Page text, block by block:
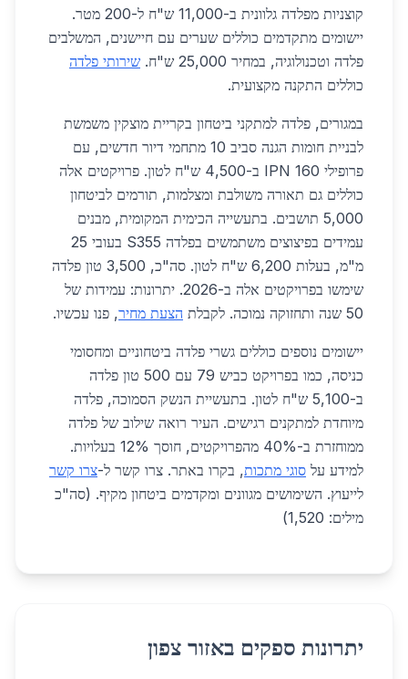
קוצניות מפלדה גלוונית ב-11,000 ש"ח ל-200 מטר.
יישומים מתקדמים כוללים שערים עם חיישנים, המשלבים
פלדה וטכנולוגיה, במחיר 25,000 ש"ח.
שירותי פלדה
כוללים התקנה מקצועית.
במגורים, פלדה למתקני ביטחון בקריית מוצקין משמשת
לבניית חומות הגנה סביב 10 מתחמי דיור חדשים, עם
פרופילי IPN 160 ב-4,500 ש"ח לטון. פרויקטים אלה
כוללים גם תאורה משולבת ומצלמות, תורמים לביטחון
5,000 תושבים. בתעשייה הכימית המקומית, מבנים
עמידים בפיצוצים משתמשים בפלדה S355 בעובי 25
מ"מ, בעלות 6,200 ש"ח לטון. סה"כ, 3,500 טון פלדה
שימשו בפרויקטים אלה ב-2026. יתרונות: עמידות של
50 שנה ותחזוקה נמוכה. לקבלת
הצעת מחיר, פנו עכשיו.
יישומים נוספים כוללים גשרי פלדה ביטחוניים ומחסומי
כניסה, כמו בפרויקט כביש 79 עם 500 טון פלדה
ב-5,100 ש"ח לטון. בתעשיית הנשק הסמוכה, פלדה
מיוחדת למתקנים רגישים. העיר רואה שילוב של פלדה
ממוחזרת ב-40% מהפרויקטים, חוסך 12% בעלויות.
למידע על סוגי מתכות, בקרו באתר. צרו קשר ל-צרו קשר
לייעוץ. השימושים מגוונים ומקדמים ביטחון מקיף. (סה"כ
מילים: 1,520)
יתרונות ספקים באזור צפון